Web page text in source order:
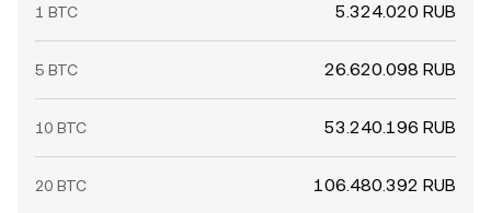
1 BTC 5.324.020 RUB
5 BTC 26.620.098 RUB
10 BTC 53.240.196 RUB
20 BTC 106.480.392 RUB